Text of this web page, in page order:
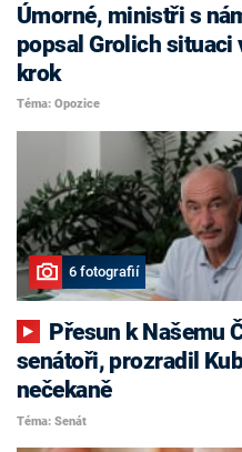
Úmorné, ministři s
popsal Grolich situaci
krok
Téma: Opozice
6 fotografií
senátoři, prozradil
nečekaně
Téma: Senát